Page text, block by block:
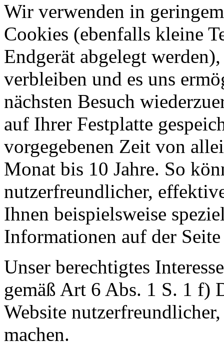
Wir verwenden in
Cookies (ebenfalls kleine
Endgerät abgelegt
verbleiben und es uns
nächsten Besuch
auf Ihrer Festplatte
vorgegebenen Zeit von
Monat bis 10 Jahre. So
nutzerfreundlicher,
Ihnen beispielsweise
Informationen auf der
Unser berechtigtes
gemäß Art 6 Abs. 1 S. 1 f)
Website
machen.